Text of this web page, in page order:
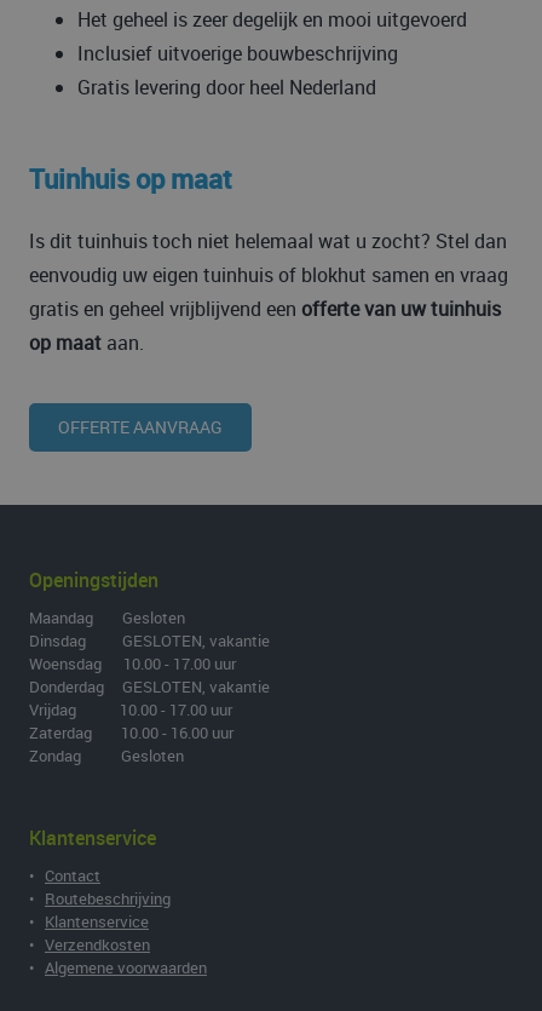
Het geheel is zeer degelijk en mooi uitgevoerd
Inclusief uitvoerige bouwbeschrijving
Gratis levering door heel Nederland
Tuinhuis op maat
Is dit tuinhuis toch niet helemaal wat u zocht? Stel dan
eenvoudig uw eigen tuinhuis of blokhut samen en vraag
gratis en geheel vrijblijvend een offerte van uw tuinhuis
op maat aan.
OFFERTE AANVRAAG
Openingstijden
Maandag Gesloten
Dinsdag GESLOTEN, vakantie
Woensdag 10.00 - 17.00 uur
Donderdag GESLOTEN, vakantie
Vrijdag 10.00 - 17.00 uur
Zaterdag 10.00 - 16.00 uur
Zondag Gesloten
Klantenservice
• Contact
• Routebeschrijving
• Klantenservice
• Verzendkosten
• Algemene voorwaarden